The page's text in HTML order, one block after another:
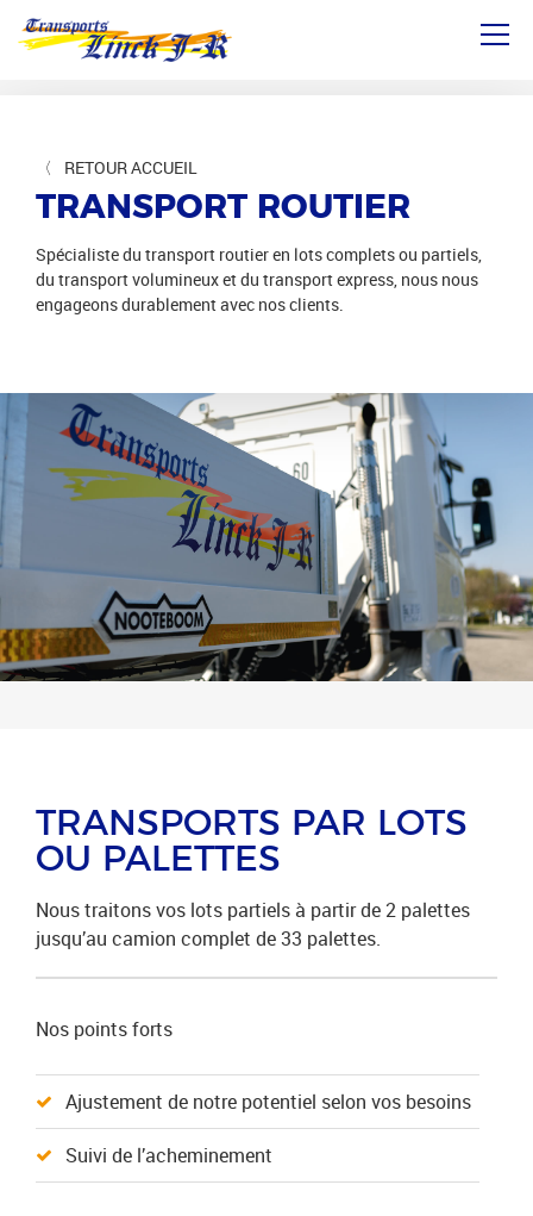
Aller
directement
RETOUR ACCUEIL
TRANSPORT ROUTIER
Spécialiste du transport routier en lots complets ou partiels,
du transport volumineux et du transport express, nous nous
engageons durablement avec nos clients.
TRANSPORTS PAR LOTS
OU PALETTES
Nous traitons vos lots partiels à partir de 2 palettes
jusqu’au camion complet de 33 palettes.
Nos points forts
Ajustement de notre potentiel selon vos besoins
Suivi de l’acheminement